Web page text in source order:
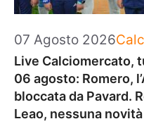
07 Agosto 2026
Live Calciomercato,
06 agosto: Romero,
bloccata da Pavard.
Leao, nessuna novità